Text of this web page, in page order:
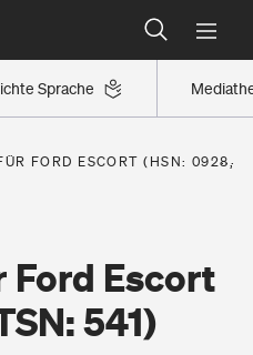
Sprache
finden
eingestuft
finden
FORD ESCORT (HSN: 0928,
Ford Escort
541)